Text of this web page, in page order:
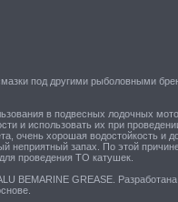
под другими рыболовными
в подвесных лодочных
и использовать их при
очень хорошая водостойкость и
неприятный запах. По этой
проведения ТО катушек.
BEMARINE GREASE. Разработана